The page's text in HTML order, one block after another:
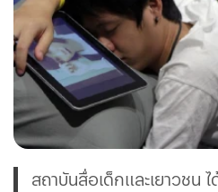
สถาบันสื่อเด็กและเยาวชน